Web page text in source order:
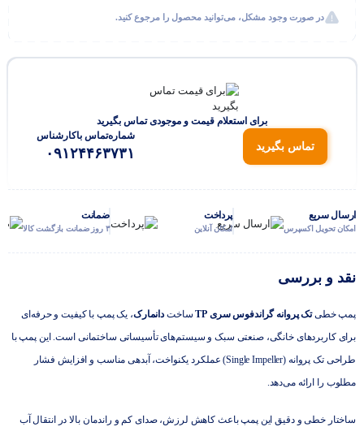
در صورت وجود مشکل، می‌توانید محصول را مرجوع کنید.
برای استعلام قیمت و موجودی تماس بگیرید
تماس بگیرید
شماره‌تماس‌ با‌کارشناس
۰۹۱۲۴۴۶۳۷۳۱
ارسال سریع
امکان تحویل اکسپرس
پرداخت
امکان آنلاین
ضمانت
۳ روز ضمانت بازگشت کالا
نقد و بررسی
پمپ خطیتک پروانه گراندفوس سری TP ساختدانمارک، یک پمپ با کیفیت و حرفه‌ای
برای کاربردهای خانگی، صنعتی سبک و سیستم‌های تأسیساتی ساختمانی است. این پمپ با
طراحی تک پروانه (Single Impeller) عملکرد یکنواخت، آبدهی مناسب و افزایش فشار
مطلوب را ارائه می‌دهد.
ساختار خطی و دقیق این پمپ باعث کاهش لرزش، صدای کم و راندمان بالا در انتقال آب